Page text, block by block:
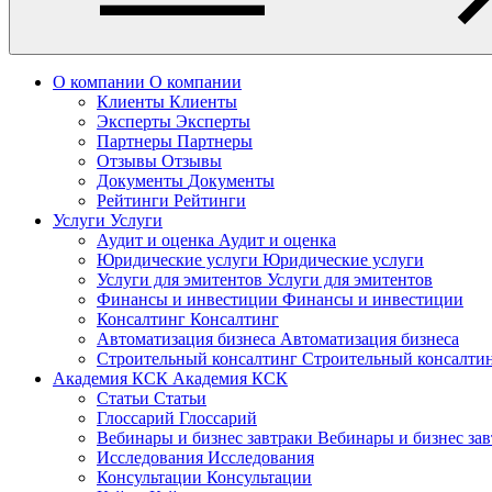
О компании О компании
Клиенты Клиенты
Эксперты Эксперты
Партнеры Партнеры
Отзывы Отзывы
Документы Документы
Рейтинги Рейтинги
Услуги Услуги
Аудит и оценка Аудит и оценка
Юридические услуги Юридические услуги
Услуги для эмитентов Услуги для эмитентов
Финансы и инвестиции Финансы и инвестиции
Консалтинг Консалтинг
Автоматизация бизнеса Автоматизация бизнеса
Строительный консалтинг Строительный
Академия КСК Академия КСК
Статьи Статьи
Глоссарий Глоссарий
Вебинары и бизнес завтраки Вебинары и бизнес
Исследования Исследования
Консультации Консультации